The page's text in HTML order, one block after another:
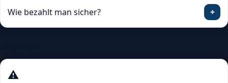
Wie bezahlt man sicher? +
⚠️